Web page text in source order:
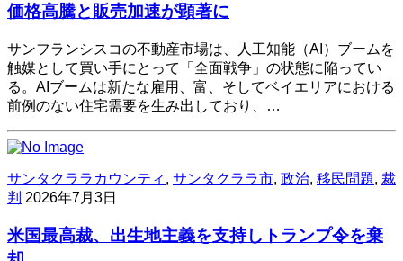
価格高騰と販売加速が顕著に
サンフランシスコの不動産市場は、人工知能（AI）ブームを
触媒として買い手にとって「全面戦争」の状態に陥ってい
る。AIブームは新たな雇用、富、そしてベイエリアにおける
前例のない住宅需要を生み出しており、…
サンタクララカウンティ , サンタクララ市, 政治, 移民問題, 裁
判 2026年7月3日
米国最高裁、出生地主義を支持しトランプ令を棄